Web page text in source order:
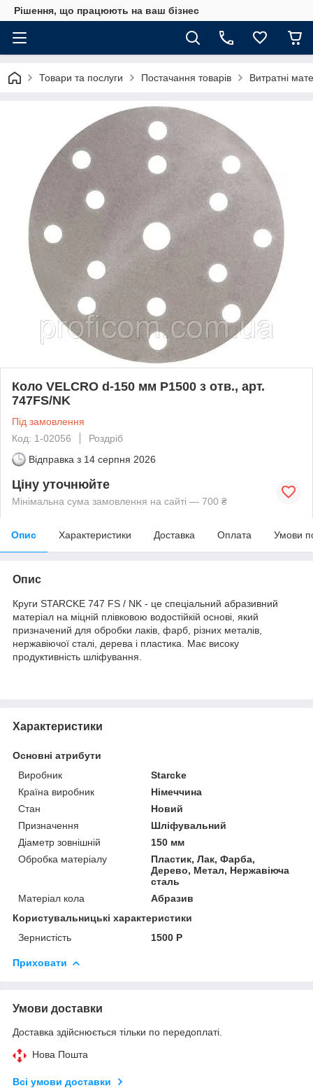
Рішення, що працюють на ваш бізнес
Товари та послуги Постачання товарів Витратні
Коло VELCRO d-150 мм Р1500 з отв., арт.
747FS/NK
Під замовлення
Код: 1-02056
Роздріб
Відправка з 14 серпня 2026
Ціну уточнюйте
Мінімальна сума замовлення на сайті — 700 ₴
Опис Характеристики Доставка Оплата Умови
Опис
Круги STARCKE 747 FS / NK - це спеціальний абразивний
матеріал на міцній плівковою водостійкій основі, який
призначений для обробки лаків фарб різних металів
нержавіючої сталі дерева і пластика. Має високу
продуктивність шліфування.
Характеристики
Основні атрибути
Виробник
Starcke
Країна виробник
Німеччина
Стан
Новий
Призначення
Шліфувальний
Діаметр зовнішній
150 мм
Обробка матеріалу
Пластик, Лак, Фарба,
Дерево, Метал, Нержавіюча
сталь
Матеріал кола
Абразив
Користувальницькі характеристики
Зернистість
1500 Р
Приховати
Умови доставки
Доставка здійснюється тільки по передоплаті.
Нова Пошта
Всі умови доставки